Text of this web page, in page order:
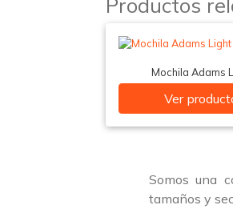
Mochila Adams
Ver
Somos una
tamaños y